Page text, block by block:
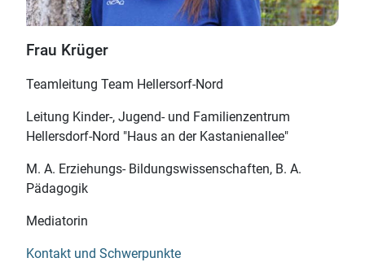
Frau Krüger
Teamleitung Team Hellersorf-Nord
Leitung Kinder-, Jugend- und Familien­zentrum
Hellersdorf-Nord "Haus an der Kastanienallee"
M. A. Erziehungs- Bildungswissenschaften, B. A.
Pädagogik
Mediatorin
Kontakt und Schwerpunkte